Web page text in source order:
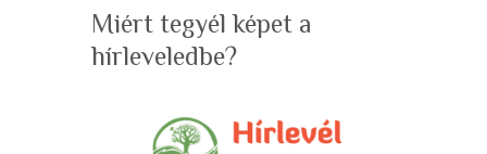
Miért tegyél képet a
hírleveledbe?